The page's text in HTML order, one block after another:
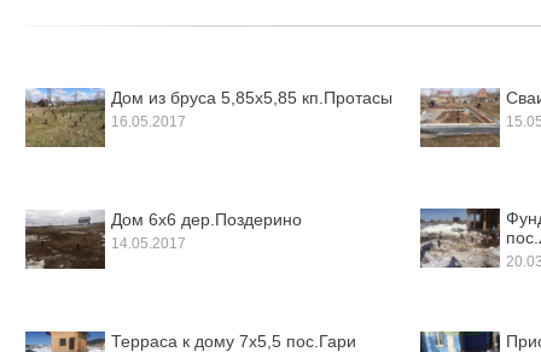
Дом из бруса 5,85х5,85 кп.Протасы
16.05.2017
Дом 6х6 дер.Поздерино
14.05.2017
Терраса к дому 7х5,5 пос.Гари